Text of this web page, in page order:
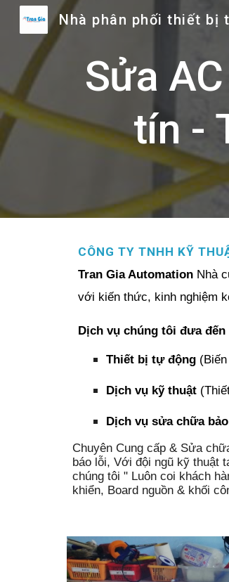
Sửa
tín -
CÔNG TY TNHH KỸ
Tran Gia AutomationNhà
với kiến thức, kinh nghiệm
Dịch vụ chúng tôi đưa đến
Thiết bị tự động(Biến
Dịch vụ kỹ thuật
Dịch vụ sửa chữa
Chuyên Cung cấp & Sửa
báo lỗi, Với đội ngũ kỹ thuật
chúng tôi " Luôn coi khách
khiển, Board nguồn & khối